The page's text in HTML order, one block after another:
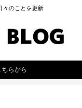
々のことを更新
らから